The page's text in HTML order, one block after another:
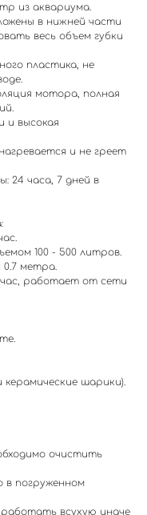
из аквариума.
в нижней части
весь объем губки
пластика, не
мотора, полная
и высокая
и не греет
24 часа, 7 дней в
100 - 500 литров.
метра.
работает от сети
шарики).
очистить
в погруженном
работать всухую иначе